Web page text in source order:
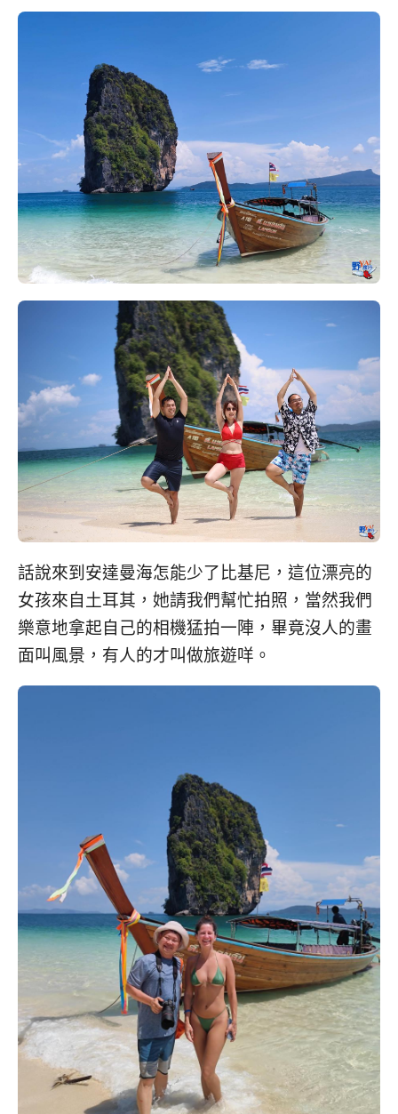
話說來到安達曼海怎能少了比基尼，這位漂亮的
女孩來自土耳其，她請我們幫忙拍照，當然我們
樂意地拿起自己的相機猛拍一陣，畢竟沒人的畫
面叫風景，有人的才叫做旅遊咩。